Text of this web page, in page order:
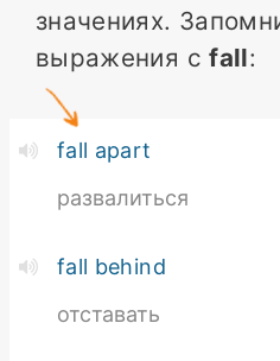
значениях.
выражения сfall:
fall apart
развалиться
fall behind
отставать